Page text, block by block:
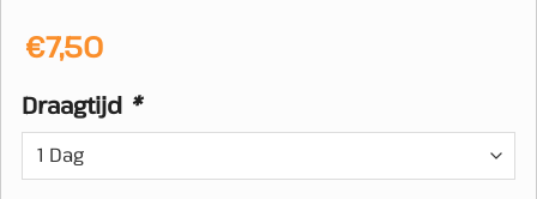
€7,50
Draagtijd *